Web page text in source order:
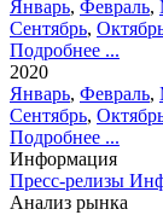
Январь, Февраль,
Сентябрь,
Подробнее ...
2020
Январь, Февраль,
Сентябрь,
Подробнее ...
Информация
Пресс-релизы
Анализ рынка